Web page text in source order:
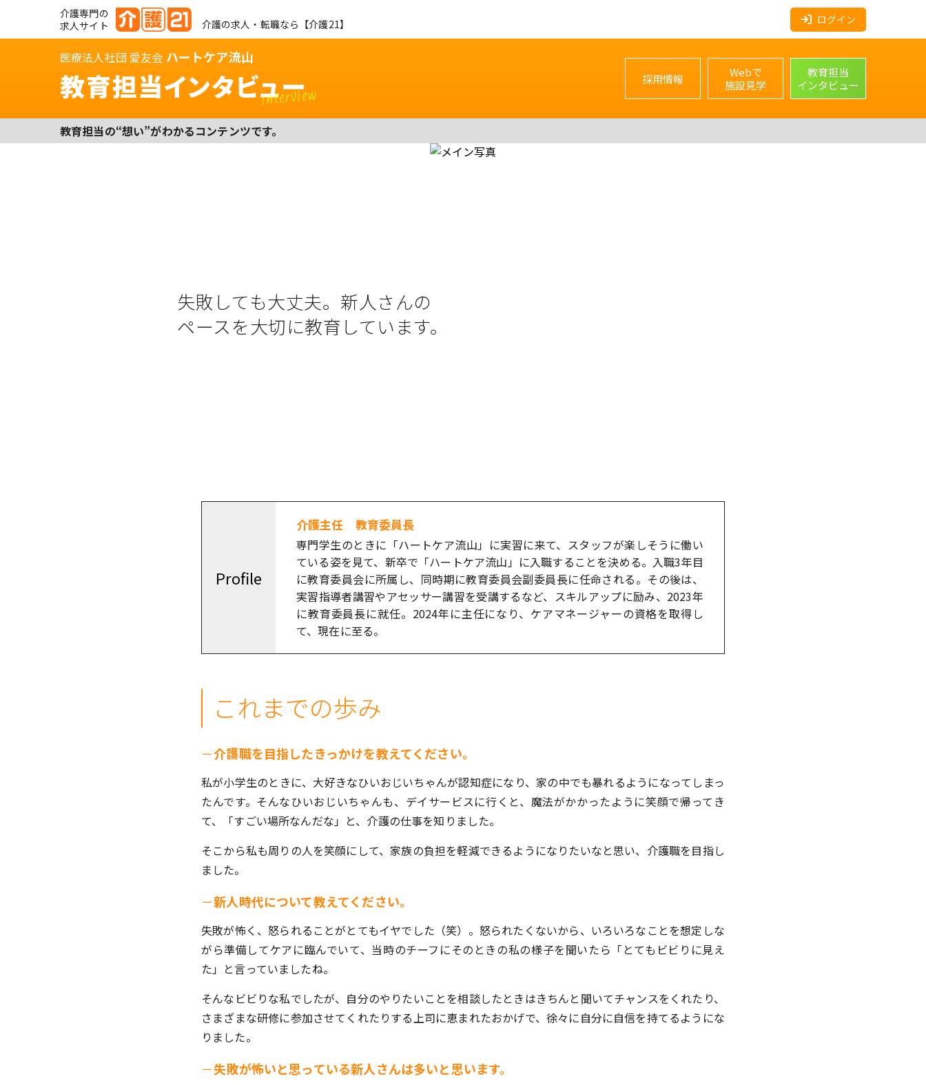
介護専門の
求人サイト
介護の求人・転職なら【介護21】 ログイン
医療法人社団 愛友会 ハートケア流山
教育担当インタビュー
interview
採用情報
Webで
施設見学
教育担当
インタビュー
教育担当の“想い”がわかるコンテンツです。
失敗しても大丈夫。新人さんの
ペースを大切に教育しています。
Profile
介護主任 教育委員長
専門学生のときに「ハートケア流山」に実習に来て、スタッフが楽しそうに働い
ている姿を見て、新卒で「ハートケア流山」に入職することを決める。入職3年目
に教育委員会に所属し、同時期に教育委員会副委員長に任命される。その後は、
実習指導者講習やアセッサー講習を受講するなど、スキルアップに励み、2023年
に教育委員長に就任。2024年に主任になり、ケアマネージャーの資格を取得し
て、現在に至る。
これまでの歩み
－介護職を目指したきっかけを教えてください。
私が小学生のときに、大好きなひいおじいちゃんが認知症になり、家の中でも暴れるようになってしまっ
たんです。そんなひいおじいちゃんも、デイサービスに行くと、魔法がかかったように笑顔で帰ってき
て、「すごい場所なんだな」と、介護の仕事を知りました。
そこから私も周りの人を笑顔にして、家族の負担を軽減できるようになりたいなと思い、介護職を目指し
ました。
－新人時代について教えてください。
失敗が怖く、怒られることがとてもイヤでした（笑）。怒られたくないから、いろいろなことを想定しな
がら準備してケアに臨んでいて、当時のチーフにそのときの私の様子を聞いたら「とてもビビりに見え
た」と言っていましたね。
そんなビビりな私でしたが、自分のやりたいことを相談したときはきちんと聞いてチャンスをくれたり、
さまざまな研修に参加させてくれたりする上司に恵まれたおかげで、徐々に自分に自信を持てるようにな
りました。
－失敗が怖いと思っている新人さんは多いと思います。